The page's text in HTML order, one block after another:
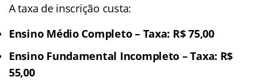
A taxa de inscrição custa:
Ensino Médio Completo – Taxa: R$ 75,00
Ensino Fundamental Incompleto – Taxa: R$
55,00